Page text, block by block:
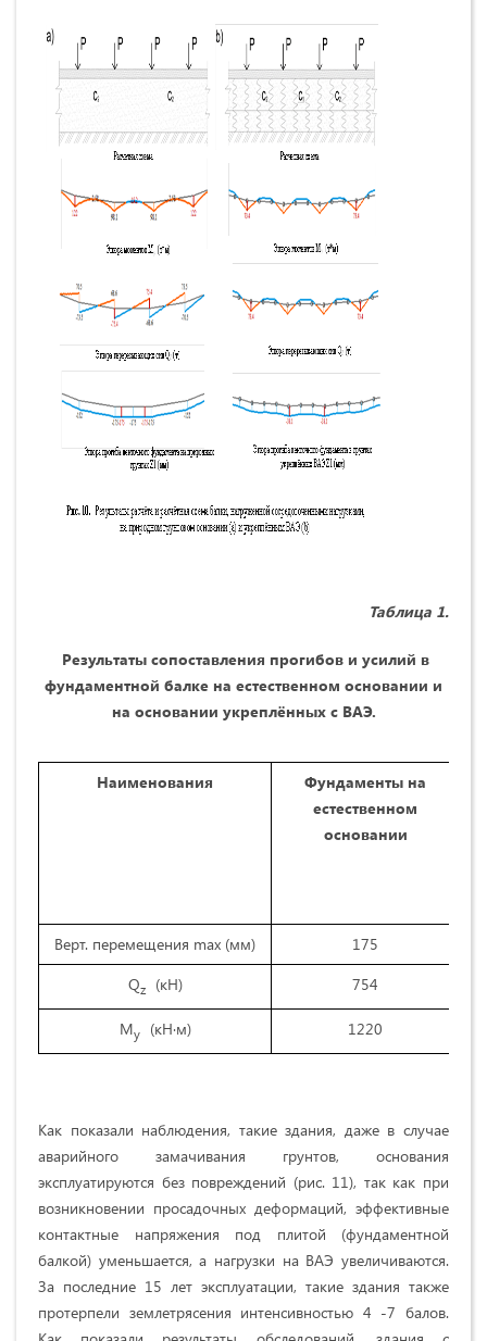
Таблица 1.
Результаты сопоставления прогибов и усилий в
фундаментной балке на естественном основании и
на основании укреплённых с ВАЭ.
Наименования
Фундаменты на
естественном
основании
Верт. перемещения mаx (мм)
175
Qz (кН) 754
My (кН·м) 1220
Как показали наблюдения, такие здания, даже в случае
аварийного замачивания грунтов, основания
эксплуатируются без повреждений (рис. 11), так как при
возникновении просадочных деформаций, эффективные
контактные напряжения под плитой (фундаментной
балкой) уменьшается, а нагрузки на ВАЭ увеличиваются.
За последние 15 лет эксплуатации, такие здания также
протерпели землетрясения интенсивностью 4 -7 балов.